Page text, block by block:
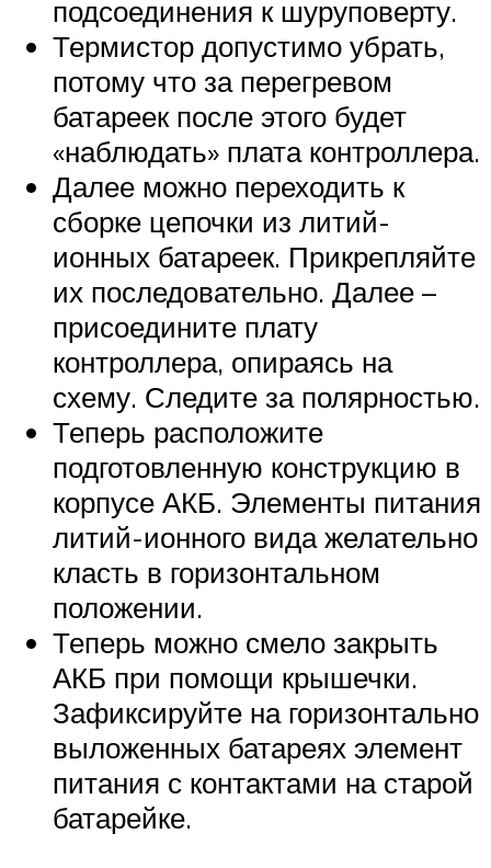
подсоединения к шуруповерту.
Термистор допустимо убрать,
потому что за перегревом
батареек после этого будет
«наблюдать» плата контроллера.
Далее можно переходить к
сборке цепочки из литий-
ионных батареек. Прикрепляйте
их последовательно. Далее –
присоедините плату
контроллера, опираясь на
схему. Следите за полярностью.
Теперь расположите
подготовленную конструкцию в
корпусе АКБ. Элементы питания
литий-ионного вида желательно
класть в горизонтальном
положении.
Теперь можно смело закрыть
АКБ при помощи крышечки.
Зафиксируйте на горизонтально
выложенных батареях элемент
питания с контактами на старой
батарейке.